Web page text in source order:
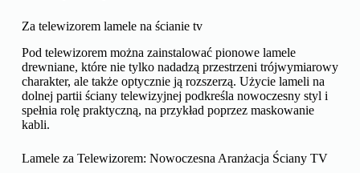
Za telewizorem lamele na ścianie tv
Pod telewizorem można zainstalować pionowe lamele
drewniane, które nie tylko nadadzą przestrzeni trójwymiarowy
charakter, ale także optycznie ją rozszerzą. Użycie lameli na
dolnej partii ściany telewizyjnej podkreśla nowoczesny styl i
spełnia rolę praktyczną, na przykład poprzez maskowanie
kabli.
Lamele za Telewizorem: Nowoczesna Aranżacja Ściany TV